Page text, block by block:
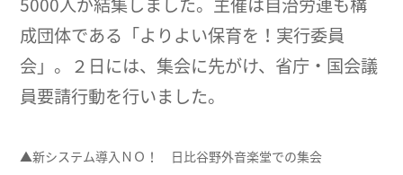
成団体である「よりよい保育を！実行委員
会」。２日には、集会に先がけ、省庁・国会議
員要請行動を行いました。
▲新システム導入ＮＯ！ 日比谷野外音楽堂での集会